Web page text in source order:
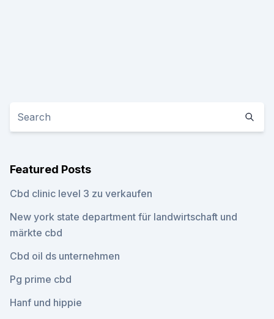
Featured Posts
Cbd clinic level 3 zu verkaufen
New york state department für landwirtschaft und
märkte cbd
Cbd oil ds unternehmen
Pg prime cbd
Hanf und hippie